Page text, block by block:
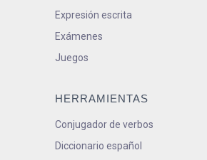
Expresión escrita
Exámenes
Juegos
HERRAMIENTAS
Conjugador de verbos
Diccionario español